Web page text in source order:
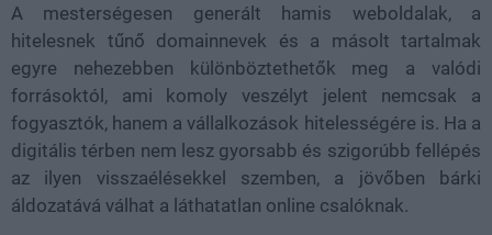
A mesterségesen generált hamis weboldalak, a
hitelesnek tűnő domainnevek és a másolt tartalmak
egyre nehezebben különböztethetők meg a valódi
forrásoktól, ami komoly veszélyt jelent nemcsak a
fogyasztók, hanem a vállalkozások hitelességére is. Ha a
digitális térben nem lesz gyorsabb és szigorúbb fellépés
az ilyen visszaélésekkel szemben, a jövőben bárki
áldozatává válhat a láthatatlan online csalóknak.